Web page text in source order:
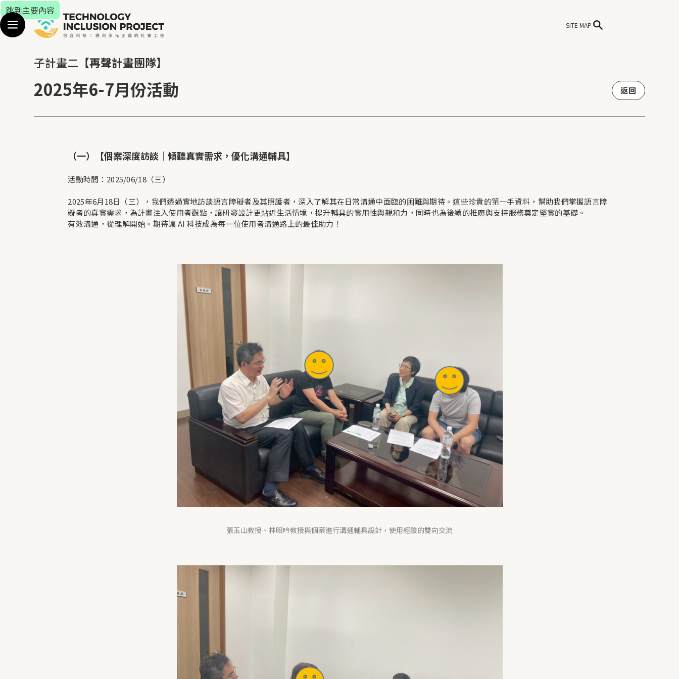
跳到主要內容
SITE MAP
子計畫二 【再聲計畫團隊】
2025年6-7月份活動 返回
（一）【個案深度訪談｜傾聽真實需求，優化溝通輔具】
活動時間：2025/06/18（三）
2025年6月18日（三），我們透過實地訪談語言障礙者及其照護者，深入了解其在日常溝通中面臨的困難與期待。這些珍貴的第一手資料，幫助我們掌握語言障
礙者的真實需求，為計畫注入使用者觀點，讓研發設計更貼近生活情境，提升輔具的實用性與親和力，同時也為後續的推廣與支持服務奠定堅實的基礎。
有效溝通，從理解開始。期待讓 AI 科技成為每一位使用者溝通路上的最佳助力！
張玉山教授、林昭吟教授與個案進行溝通輔具設計，使用經驗的雙向交流